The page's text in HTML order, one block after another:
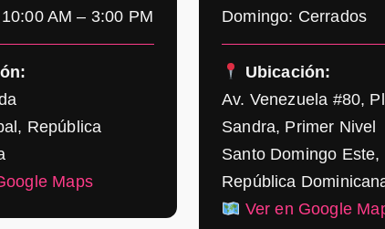
AM – 3:00 PM
República
Maps
Domingo: Cerrados
Ubicación:
Av. Venezuela #80,
Sandra, Primer Nivel
Santo Domingo Este,
República
Ver en Google